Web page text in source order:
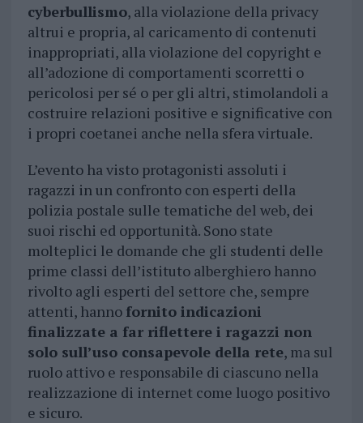
cyberbullismo, alla violazione della privacy
altrui e propria, al caricamento di contenuti
inappropriati, alla violazione del copyright e
all’adozione di comportamenti scorretti o
pericolosi per sé o per gli altri, stimolandoli a
costruire relazioni positive e significative con
i propri coetanei anche nella sfera virtuale.
L’evento ha visto protagonisti assoluti i
ragazzi in un confronto con esperti della
polizia postale sulle tematiche del web, dei
suoi rischi ed opportunità. Sono state
molteplici le domande che gli studenti delle
prime classi dell’istituto alberghiero hanno
rivolto agli esperti del settore che, sempre
attenti, hanno fornito indicazioni
finalizzate a far riflettere i ragazzi non
solo sull’uso consapevole della rete, ma sul
ruolo attivo e responsabile di ciascuno nella
realizzazione di internet come luogo positivo
e sicuro.